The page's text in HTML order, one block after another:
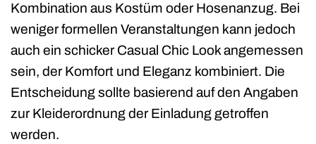
Kombination aus Kostüm oder Hosenanzug. Bei
weniger formellen Veranstaltungen kann jedoch
auch ein schicker Casual Chic Look angemessen
sein, der Komfort und Eleganz kombiniert. Die
Entscheidung sollte basierend auf den Angaben
zur Kleiderordnung der Einladung getroffen
werden.